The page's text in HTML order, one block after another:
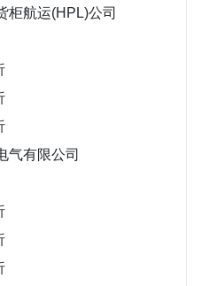
柜航运(HPL)公司
气有限公司